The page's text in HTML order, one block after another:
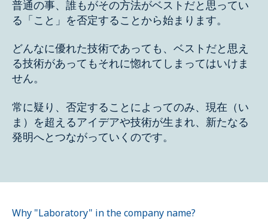
普通の事、誰もがその方法がベストだと思ってい
る「こと」を否定することから始まります。
どんなに優れた技術であっても、ベストだと思え
る技術があってもそれに惚れてしまってはいけま
せん。
常に疑り、否定することによってのみ、現在（い
ま）を超えるアイデアや技術が生まれ、新たなる
発明へとつながっていくのです。
Why "Laboratory" in the company name?